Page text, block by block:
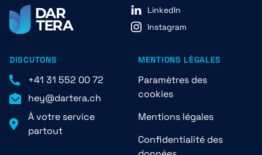
LinkedIn
Instagram
DISCUTONS
+41 31 552 00 72
hey@dartera.ch
À votre service
partout
MENTIONS LÉGALES
Paramètres des
cookies
Mentions légales
Confidentialité des